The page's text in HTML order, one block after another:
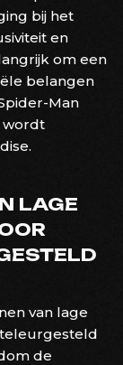
bij het
en
om een
belangen
Man
wordt
LAGE
van lage
de